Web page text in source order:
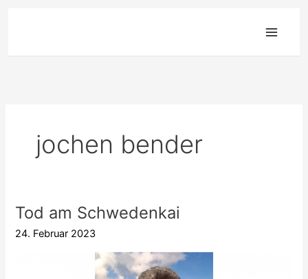
springen
jochen bender
Tod am Schwedenkai
24. Februar 2023
Tod
am